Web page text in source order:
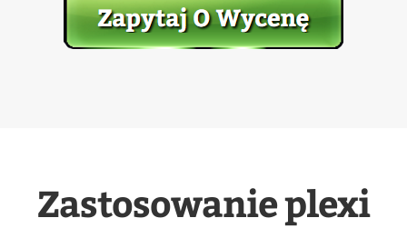
Zastosowanie plexi